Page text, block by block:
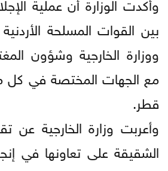
بين القوات المسلحة
ووزارة الخارجية وشؤون
مع الجهات المختصة في كل
قطر.
وأعربت وزارة الخارجية عن
الشقيقة على تعاونها في